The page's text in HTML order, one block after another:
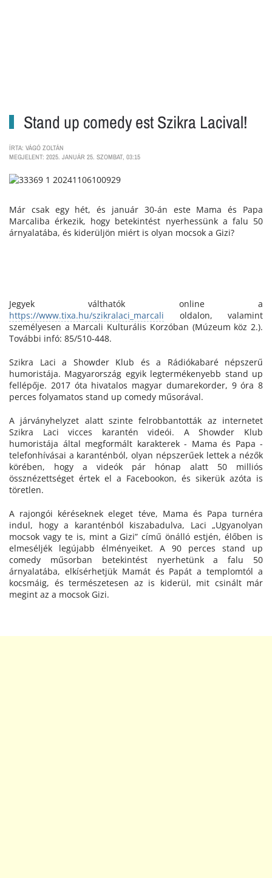
Stand up comedy est Szikra Lacival!
ÍRTA: VÁGÓ ZOLTÁN
MEGJELENT: 2025. JANUÁR 25. SZOMBAT, 03:15
Már csak egy hét, és január 30-án este Mama és Papa
Marcaliba érkezik, hogy betekintést nyerhessünk a falu 50
árnyalatába, és kiderüljön miért is olyan mocsok a Gizi?
Jegyek válthatók online a
https://www.tixa.hu/szikralaci_marcali oldalon, valamint
személyesen a Marcali Kulturális Korzóban (Múzeum köz 2.).
További infó: 85/510-448.
Szikra Laci a Showder Klub és a Rádiókabaré népszerű
humoristája. Magyarország egyik legtermékenyebb stand up
fellépője. 2017 óta hivatalos magyar dumarekorder, 9 óra 8
perces folyamatos stand up comedy műsorával.
A járványhelyzet alatt szinte felrobbantották az internetet
Szikra Laci vicces karantén videói. A Showder Klub
humoristája által megformált karakterek - Mama és Papa -
telefonhívásai a karanténból, olyan népszerűek lettek a nézők
körében, hogy a videók pár hónap alatt 50 milliós
össznézettséget értek el a Facebookon, és sikerük azóta is
töretlen.
A rajongói kéréseknek eleget téve, Mama és Papa turnéra
indul, hogy a karanténból kiszabadulva, Laci „Ugyanolyan
mocsok vagy te is, mint a Gizi” című önálló estjén, élőben is
elmeséljék legújabb élményeiket. A 90 perces stand up
comedy műsorban betekintést nyerhetünk a falu 50
árnyalatába, elkísérhetjük Mamát és Papát a templomtól a
kocsmáig, és természetesen az is kiderül, mit csinált már
megint az a mocsok Gizi.